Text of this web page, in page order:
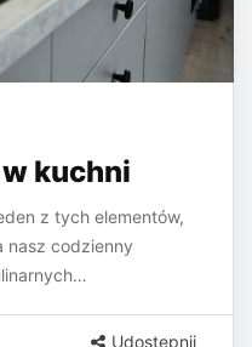
kuchni
z tych elementów,
nasz codzienny
Udostępnij